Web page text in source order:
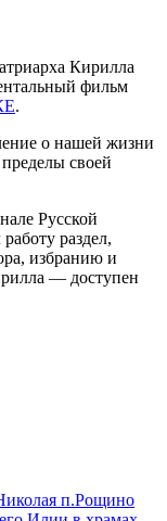
Кирилла
фильм
.
о нашей жизни
своей
Русской
раздел,
избранию и
— доступен
п.Рощино